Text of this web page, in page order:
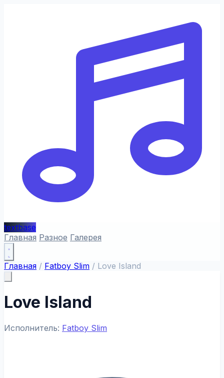
textbase
Главная Разное Галерея
Главная / Fatboy Slim / Love Island
Love Island
Исполнитель: Fatboy Slim